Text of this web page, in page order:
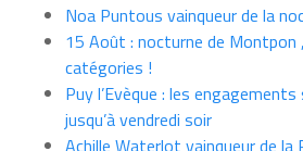
Noa Puntous vainqueur de la
15 Août : nocturne de Montpon
catégories !
Puy l’Evèque : les
jusqu’à vendredi soir
Achille Waterlot vainqueur de la